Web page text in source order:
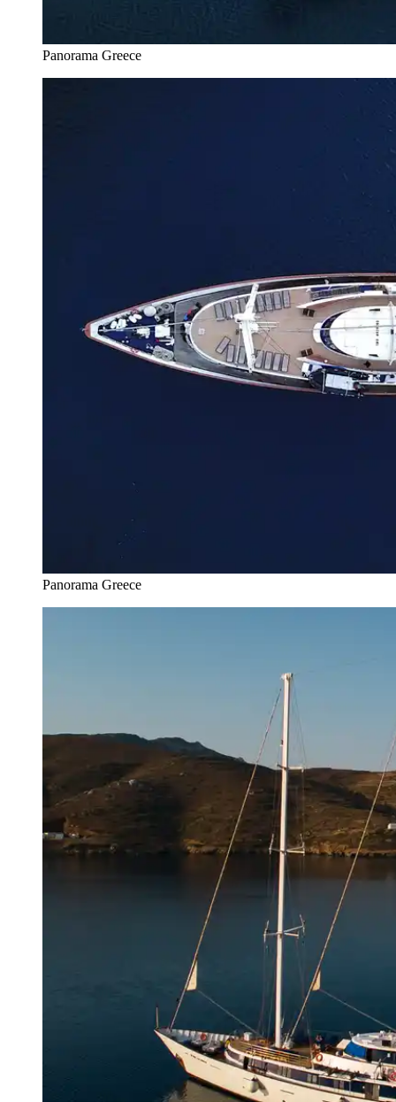
Panorama Greece
Panorama Greece